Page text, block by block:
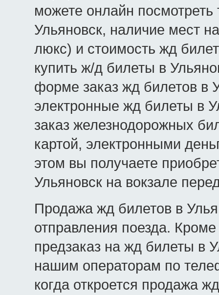
можете онлайн посмотреть
Ульяновск, наличие мест
люкс) и стоимость жд
купить ж/д билеты в
форме заказ жд билетов в
электронные жд билеты в
заказ железнодорожных
картой, электронными
этом вы получаете
Ульяновск на вокзале
Продажа жд билетов в
отправления поезда.
предзаказ на жд билеты в
нашим операторам по
когда откроется продажа